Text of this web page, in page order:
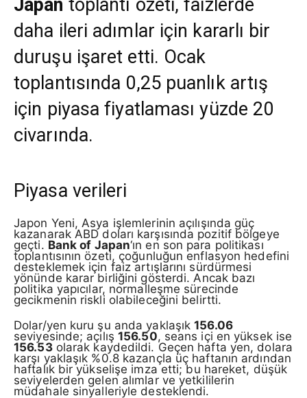
Japan toplantı özeti, faizlerde
daha ileri adımlar için kararlı bir
duruşu işaret etti. Ocak
toplantısında 0,25 puanlık artış
için piyasa fiyatlaması yüzde 20
civarında.
Piyasa verileri
Japon Yeni, Asya işlemlerinin açılışında güç
kazanarak ABD doları karşısında pozitif bölgeye
geçti. Bank of Japan‘ın en son para politikası
toplantısının özeti, çoğunluğun enflasyon hedefini
desteklemek için faiz artışlarını sürdürmesi
yönünde karar birliğini gösterdi. Ancak bazı
politika yapıcılar, normalleşme sürecinde
gecikmenin riskli olabileceğini belirtti.
Dolar/yen kuru şu anda yaklaşık156.06
seviyesinde; açılış156.50, seans içi en yüksek ise
156.53olarak kaydedildi. Geçen hafta yen, dolara
karşı yaklaşık %0.8 kazançla üç haftanın ardından
haftalık bir yükselişe imza etti; bu hareket, düşük
seviyelerden gelen alımlar ve yetkililerin
müdahale sinyalleriyle desteklendi.